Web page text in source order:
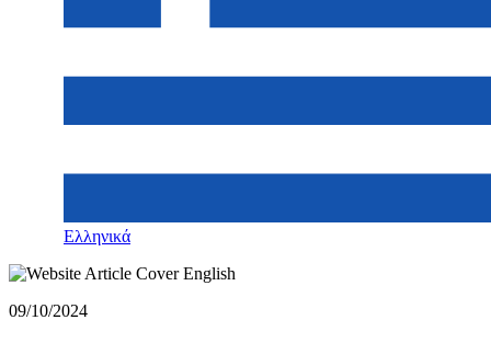
Ελληνικά
09/10/2024